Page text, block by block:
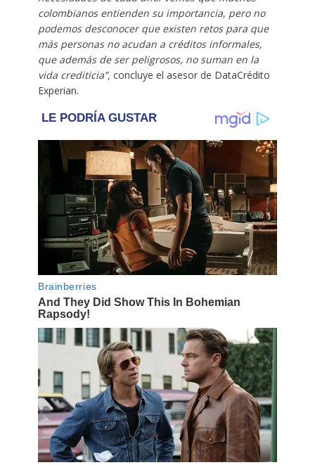
colombianos entienden su importancia, pero no
podemos desconocer que existen retos para que
más personas no acudan a créditos informales,
que además de ser peligrosos, no suman en la
vida crediticia”, concluye el asesor de DataCrédito
Experian.